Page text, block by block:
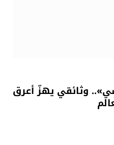
وثائقي يهزّ أعرق